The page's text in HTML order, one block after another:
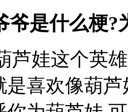
爷是什么梗?
芦娃这个英
是喜欢像葫